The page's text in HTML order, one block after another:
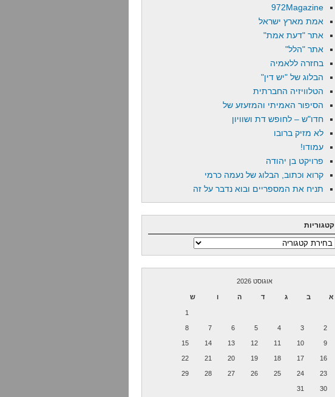
972Magazine
אמת מארץ ישראל
אתר "דעת אמת"
אתר "הלל"
בחזרה ללאמיה
הבלוג של "יש דין"
הטלוויזיה החברתית
הסיפור האמיתי והמזעזע של
חדו"ש – לחופש דת ושוויון
לא מזיק ברובו
עמודו!
פרויקט בן יהודה
קרוא וכתוב, הבלוג של נעמה כרמי
תניח את המספריים ובוא נדבר על זה
קטגוריות
קטגוריות
אוגוסט 2026
א ב ג ד ה ו ש
1
2
3
4
5
6
7
8
9
10
11
12
13
14
15
16
17
18
19
20
21
22
23
24
25
26
27
28
29
30
31